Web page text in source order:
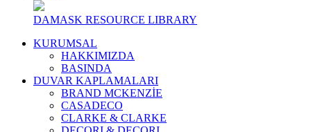
DAMASK RESOURCE LIBRARY
KURUMSAL
HAKKIMIZDA
BASINDA
DUVAR KAPLAMALARI
BRAND MCKENZİE
CASADECO
CLARKE & CLARKE